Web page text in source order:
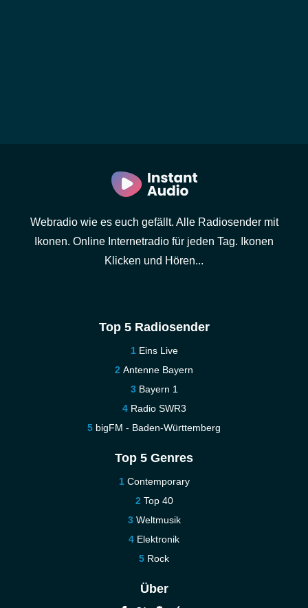
Webradio wie es euch gefällt. Alle Radiosender mit
Ikonen. Online Internetradio für jeden Tag. Ikonen
Klicken und Hören...
Top 5 Radiosender
Eins Live
Antenne Bayern
Bayern 1
Radio SWR3
bigFM - Baden-Württemberg
Top 5 Genres
Contemporary
Top 40
Weltmusik
Elektronik
Rock
Über